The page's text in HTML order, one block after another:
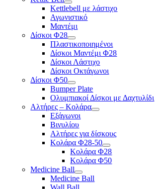
Kettlebell με λάστιχο
Αγωνιστικό
Μαντέμι
Δίσκοι Φ28
Πλαστικοποιημένοι
Δίσκοι Μαντέμι Φ28
Δίσκοι Λάστιχο
Δίσκοι Οκτάγωνοι
Δίσκοι Φ50
Bumper Plate
Ολυμπιακοί Δίσκοι με Δαχτυλίδι
Αλτήρες – Κολάρα
Εξάγωνοι
Βινυλίου
Αλτήρες για δίσκους
Κολάρα Φ28-50
Κολάρα Φ28
Κολάρα Φ50
Medicine Ball
Medicine Ball
Wall Ball